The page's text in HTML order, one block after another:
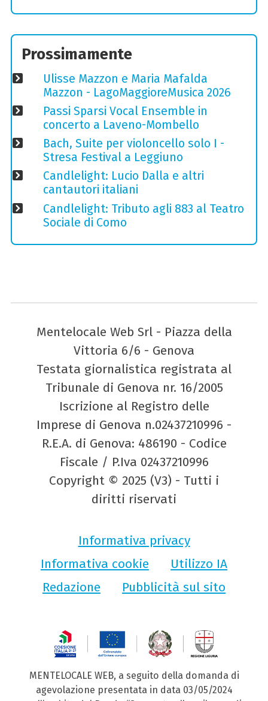
Prossimamente
Ulisse Mazzon e Maria Mafalda
Mazzon - LagoMaggioreMusica 2026
Passi Sparsi Vocal Ensemble in
concerto a Laveno-Mombello
Bach, Suite per violoncello solo I -
Stresa Festival a Leggiuno
Candlelight: Lucio Dalla e altri
cantautori italiani
Candlelight: Tributo agli 883 al Teatro
Sociale di Como
Mentelocale Web Srl - Piazza della
Vittoria 6/6 - Genova
Testata giornalistica registrata al
Tribunale di Genova nr. 16/2005
Iscrizione al Registro delle
Imprese di Genova n.02437210996 -
R.E.A. di Genova: 486190 - Codice
Fiscale / P.Iva 02437210996
Copyright © 2025 (V3) - Tutti i
diritti riservati
Informativa privacy
Informativa cookie
Utilizzo IA
Redazione
Pubblicità sul sito
MENTELOCALE WEB, a seguito della domanda di
agevolazione presentata in data 03/05/2024